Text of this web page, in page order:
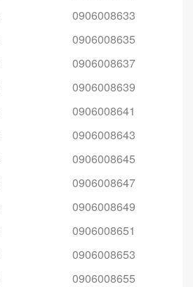
0906008633
0906008635
0906008637
0906008639
0906008641
0906008643
0906008645
0906008647
0906008649
0906008651
0906008653
0906008655